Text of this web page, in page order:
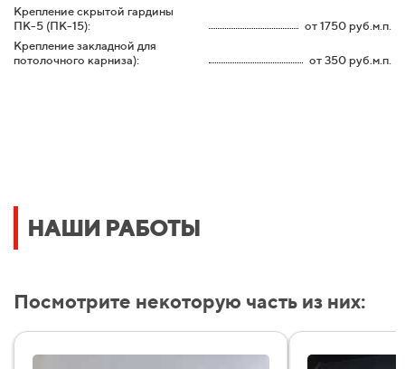
Крепление скрытой гардины
ПК-5 (ПК-15):
от 1750 руб.м.п.
Крепление закладной для
потолочного карниза):
от 350 руб.м.п.
НАШИ РАБОТЫ
Посмотрите некоторую часть из них: